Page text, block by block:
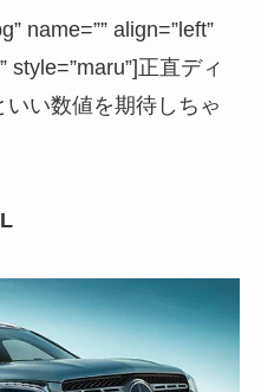
name=”” align=”left”
style=”maru”]正直ディ
い数値を期待しちゃ